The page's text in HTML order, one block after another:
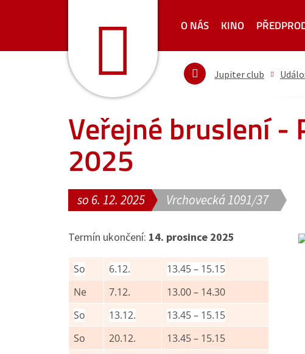
O NÁS KINO
Jupiter club
Veřejné bruslení -
2025
so 6. 12. 2025 Vrchovecká 1091/37
Termín ukončení: 14. prosince 2025
So 6.12.
13.45 – 15.15
Ne
7.12.
13.00 – 14.30
So
13.12.
13.45 – 15.15
So
20.12.
13.45 – 15.15